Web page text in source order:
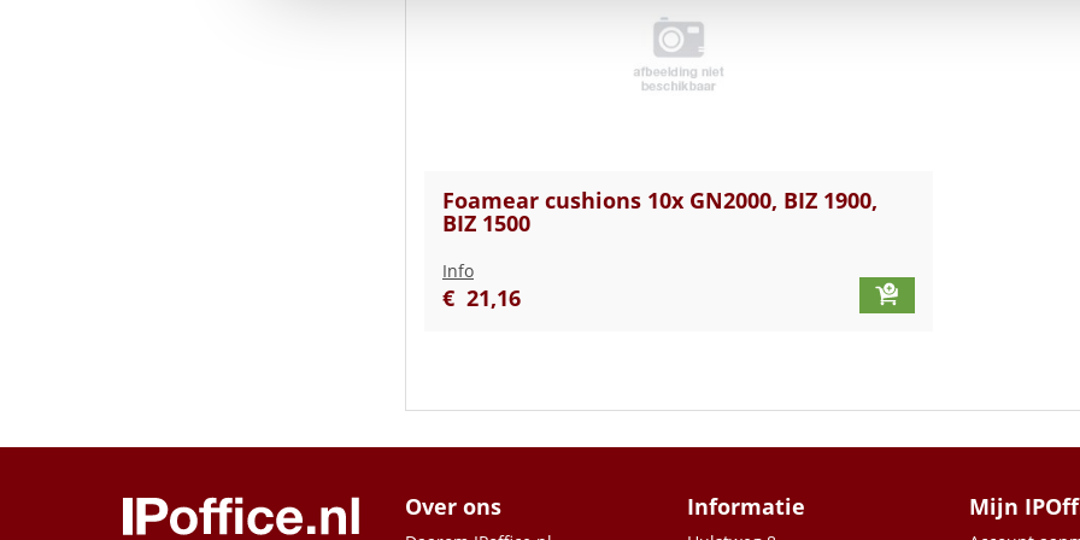
Foamear cushions 10x GN2000, BIZ 1900,
BIZ 1500
Info
€ 21,16
Over ons Informatie Mijn